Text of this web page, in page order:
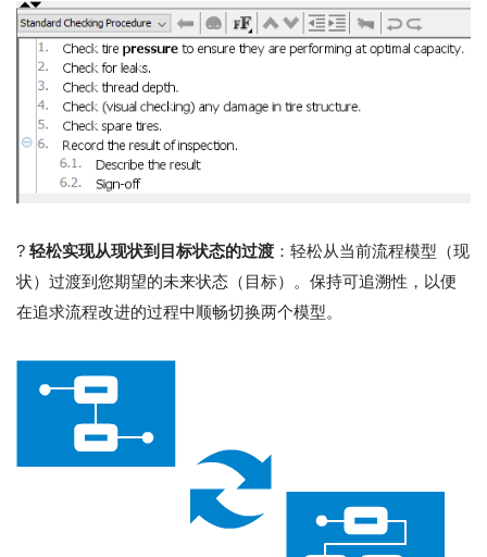
? 轻松实现从现状到目标状态的过渡 ：轻松从当前流程模型（现
状）过渡到您期望的未来状态（目标）。保持可追溯性，以便
在追求流程改进的过程中顺畅切换两个模型。